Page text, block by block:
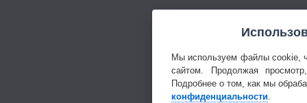
Мы используем файлы cookie,
сайтом. Продолжая
Подробнее о том, как мы
конфиденциальности